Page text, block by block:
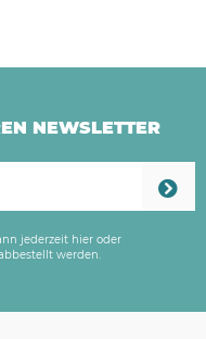
NEWSLETTER
jederzeit hier oder
werden.